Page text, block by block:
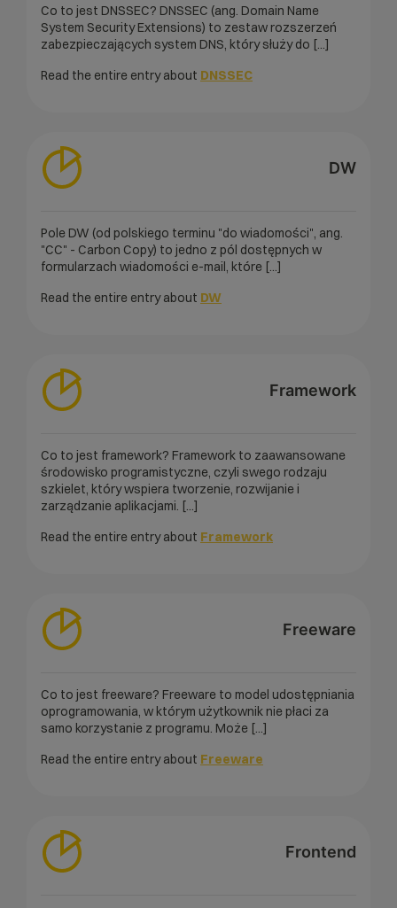
Co to jest DNSSEC? DNSSEC (ang. Domain Name
System Security Extensions) to zestaw rozszerzeń
zabezpieczających system DNS, który służy do [...]
Read the entire entry about DNSSEC
DW
Pole DW (od polskiego terminu "do wiadomości", ang.
"CC" - Carbon Copy) to jedno z pól dostępnych w
formularzach wiadomości e-mail, które [...]
Read the entire entry about DW
Framework
Co to jest framework? Framework to zaawansowane
środowisko programistyczne, czyli swego rodzaju
szkielet, który wspiera tworzenie, rozwijanie i
zarządzanie aplikacjami. [...]
Read the entire entry about Framework
Freeware
Co to jest freeware? Freeware to model udostępniania
oprogramowania, w którym użytkownik nie płaci za
samo korzystanie z programu. Może [...]
Read the entire entry about Freeware
Frontend